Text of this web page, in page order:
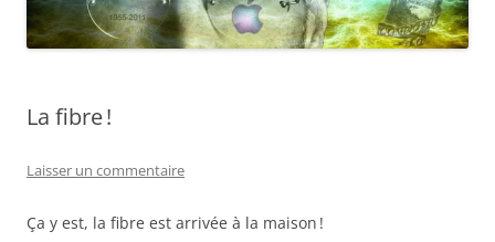
La fibre !
Laisser un commentaire
Ça y est, la fibre est arrivée à la maison !